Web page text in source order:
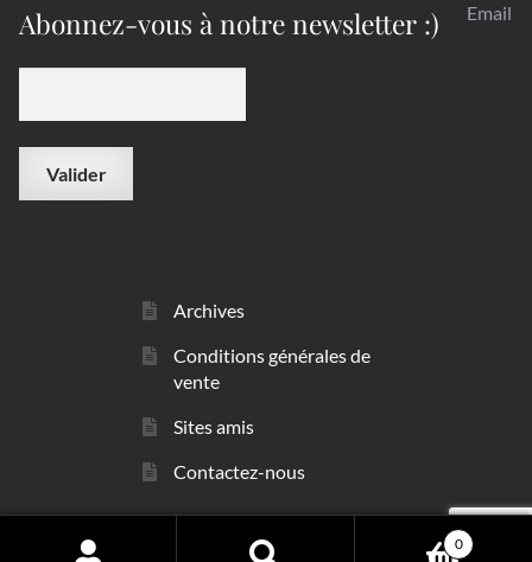
Abonnez-vous à notre newsletter :) Email
Archives
Conditions générales de
vente
Sites amis
Contactez-nous
© sarl Les Minéraux 2006 - 2026 0